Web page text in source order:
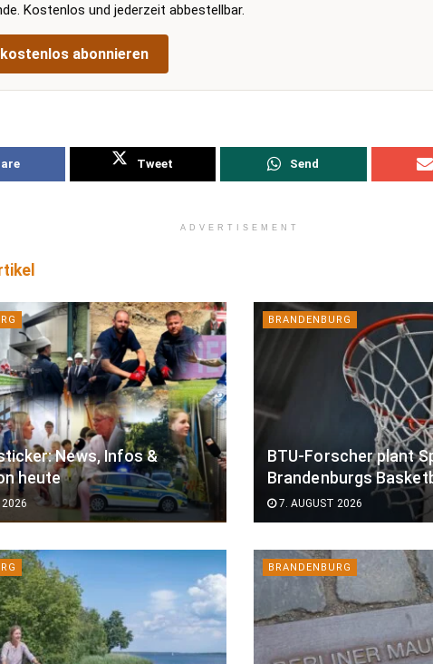
Kostenlos und jederzeit abbestellbar.
abonnieren
Tweet Send
ADVERTISEMENT
News, Infos &
heute
BRANDENBURG
BTU-Forscher plant
Brandenburgs
7. AUGUST 2026
BRANDENBURG